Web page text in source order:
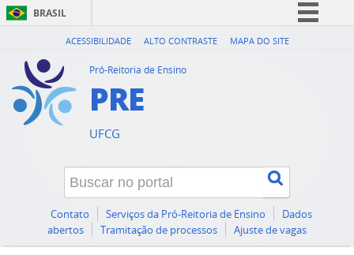
BRASIL
Simplifique!
Canais
ACESSIBILIDADE ALTO CONTRASTE MAPA DO SITE
Pró-Reitoria de Ensino
PRE
UFCG
Contato Serviços da Pró-Reitoria de Ensino
Dados
abertos
Tramitação de processos Ajuste de vagas